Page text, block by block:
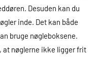
Desuden kan du
inde. Det kan både
bruge nøgleboksene.
at nøglerne ikke ligger frit